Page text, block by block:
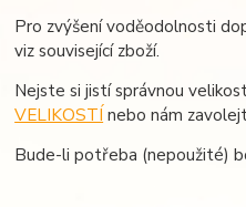
Pro zvýšení voděodolnosti
viz související zboží.
Nejste si jistí správnou
VELIKOSTÍ nebo nám
Bude-li potřeba (nepoužité)